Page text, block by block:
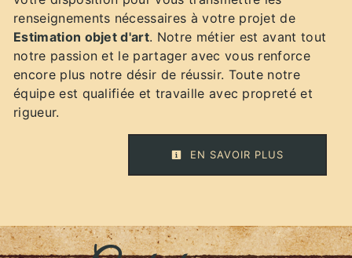
renseignements nécessaires à votre projet de
Estimation objet d'art. Notre métier est avant tout
notre passion et le partager avec vous renforce
encore plus notre désir de réussir. Toute notre
équipe est qualifiée et travaille avec propreté et
rigueur.
EN SAVOIR PLUS